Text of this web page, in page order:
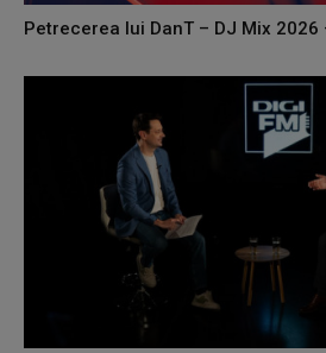
Petrecerea lui DanT – DJ Mix 2026